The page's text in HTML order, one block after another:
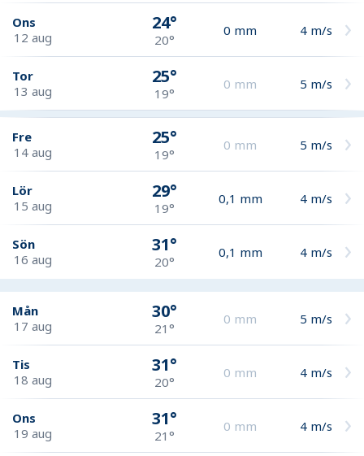
Ons
12 aug
24°
20°
0 mm 4 m/s
Tor
13 aug
25°
19°
0 mm 5 m/s
Fre
14 aug
25°
19°
0 mm 5 m/s
Lör
15 aug
29°
19°
0,1 mm 4 m/s
Sön
16 aug
31°
20°
0,1 mm 4 m/s
Mån
17 aug
30°
21°
0 mm 5 m/s
Tis
18 aug
31°
20°
0 mm 4 m/s
Ons
19 aug
31°
21°
0 mm 4 m/s